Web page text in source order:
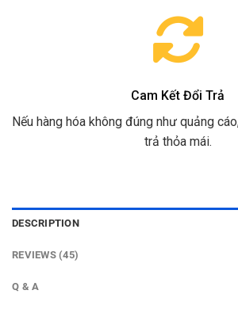
Cam Kết Đổi Trả
Nếu hàng hóa không đúng như quảng
trả thỏa mái.
DESCRIPTION
REVIEWS (45)
Q & A